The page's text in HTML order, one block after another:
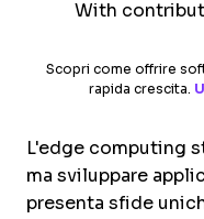
With
Scopri come offrire
rapida crescita.
L'edge computing
ma sviluppare
presenta sfide